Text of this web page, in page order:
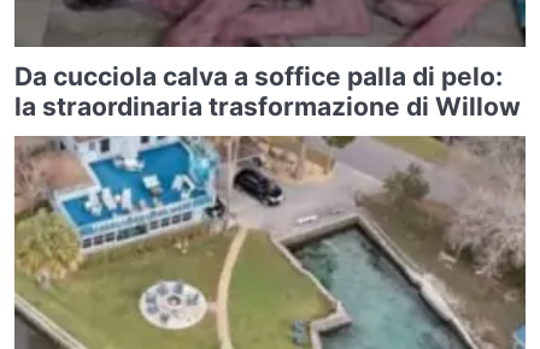
Da cucciola calva a soffice palla di pelo:
la straordinaria trasformazione di Willow